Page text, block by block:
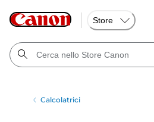
Store
Calcolatrici